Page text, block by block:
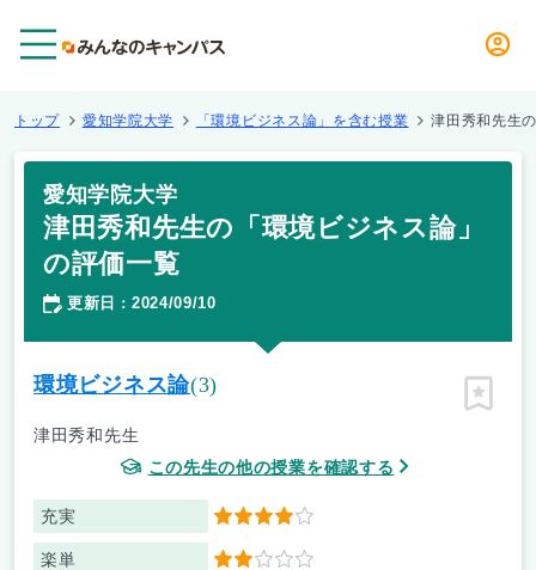
トップ 愛知学院大学 「環境ビジネス論」を含む授業 津田秀和先生
愛知学院大学
津田秀和先生の「環境ビジネス論」
の評価一覧
更新日 ： 2024/09/10
環境ビジネス論(3)
津田秀和先生
この先生の他の授業を確認する
充実 4
楽単 2
ピン留